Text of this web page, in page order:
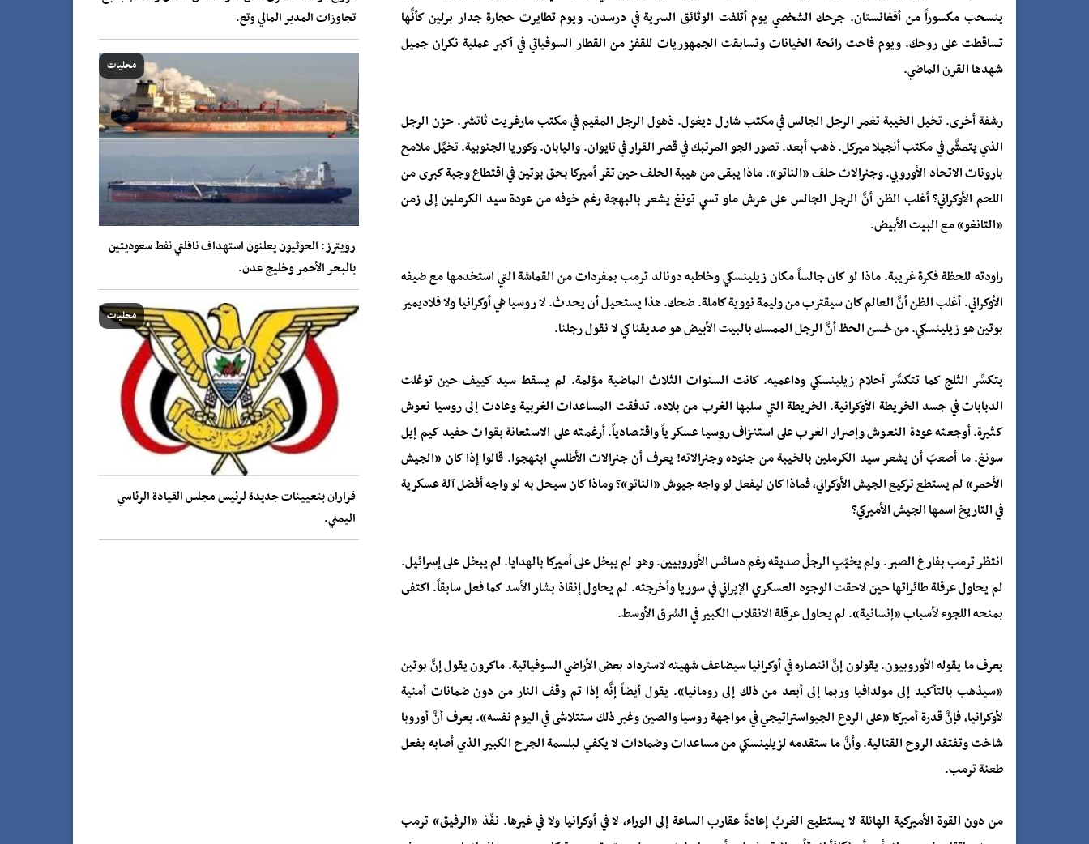
ينسحب مكسوراً من أفغانستان. جرحك الشخصي يوم أتلفت الوثائق السرية في درسدن. ويوم تطايرت حجارة جدار برلين كأنَّها
تساقطت على روحك. ويوم فاحت رائحة الخيانات وتسابقت الجمهوريات للقفز من القطار السوفياتي في أكبر عملية نكران جميل
شهدها القرن الماضي.
رشفة أخرى. تخيل الخيبة تغمر الرجل الجالس في مكتب شارل ديغول. ذهول الرجل المقيم في مكتب مارغريت ثاتشر. حزن الرجل
الذي يتمشَّى في مكتب أنجيلا ميركل. ذهب أبعد. تصور الجو المرتبك في قصر القرار في تايوان. واليابان. وكوريا الجنوبية. تخيَّل ملامح
بارونات الاتحاد الأوروبي. وجنرالات حلف «الناتو». ماذا يبقى من هيبة الحلف حين تقر أميركا بحق بوتين في اقتطاع وجبة كبرى من
اللحم الأوكراني؟ أغلب الظن أنَّ الرجل الجالس على عرش ماو تسي تونغ يشعر بالبهجة رغم خوفه من عودة سيد الكرملين إلى زمن
«التانغو» مع البيت الأبيض.
راودته للحظة فكرة غريبة. ماذا لو كان جالساً مكان زيلينسكي وخاطبه دونالد ترمب بمفردات من القماشة التي استخدمها مع ضيفه
الأوكراني. أغلب الظن أنَّ العالم كان سيقترب من وليمة نووية كاملة. ضحك. هذا يستحيل أن يحدث. لا روسيا هي أوكرانيا ولا فلاديمير
بوتين هو زيلينسكي. من حُسن الحظ أنَّ الرجل الممسك بالبيت الأبيض هو صديقنا كي لا نقول رجلنا.
يتكسَّر الثلج كما تتكسَّر أحلام زيلينسكي وداعميه. كانت السنوات الثلاث الماضية مؤلمة. لم يسقط سيد كييف حين توغلت
الدبابات في جسد الخريطة الأوكرانية. الخريطة التي سلبها الغرب من بلاده. تدفقت المساعدات الغربية وعادت إلى روسيا نعوش
كثيرة. أوجعته عودة النعوش وإصرار الغرب على استنزاف روسيا عسكرياً واقتصادياً. أرغمته على الاستعانة بقوات حفيد كيم إيل
سونغ. ما أصعبَ أن يشعر سيد الكرملين بالخيبة من جنوده وجنرالاته! يعرف أن جنرالات الأطلسي ابتهجوا. قالوا إذا كان «الجيش
الأحمر» لم يستطع تركيع الجيش الأوكراني، فماذا كان ليفعل لو واجه جيوش «الناتو»؟ وماذا كان سيحل به لو واجه أفضل آلة عسكرية
في التاريخ اسمها الجيش الأميركي؟
انتظر ترمب بفارغ الصبر. ولم يخيّبِ الرجلُ صديقه رغم دسائس الأوروبيين. وهو لم يبخل على أميركا بالهدايا. لم يبخل على إسرائيل.
لم يحاول عرقلة طائراتها حين لاحقت الوجود العسكري الإيراني في سوريا وأخرجته. لم يحاول إنقاذ بشار الأسد كما فعل سابقاً. اكتفى
بمنحه اللجوء لأسباب «إنسانية». لم يحاول عرقلة الانقلاب الكبير في الشرق الأوسط.
يعرف ما يقوله الأوروبيون. يقولون إنَّ انتصاره في أوكرانيا سيضاعف شهيته لاسترداد بعض الأراضي السوفياتية. ماكرون يقول إنَّ بوتين
«سيذهب بالتأكيد إلى مولدافيا وربما إلى أبعد من ذلك إلى رومانيا». يقول أيضاً إنَّه إذا تم وقف النار من دون ضمانات أمنية
لأوكرانيا، فإنَّ قدرة أميركا «على الردع الجيواستراتيجي في مواجهة روسيا والصين وغير ذلك ستتلاشى في اليوم نفسه». يعرف أنَّ أوروبا
شاخت وتفتقد الروح القتالية. وأنَّ ما ستقدمه لزيلينسكي من مساعدات وضمادات لا يكفي لبلسمة الجرح الكبير الذي أصابه بفعل
طعنة ترمب.
من دون القوة الأميركية الهائلة لا يستطيع الغربُ إعادةَ عقارب الساعة إلى الوراء، لا في أوكرانيا ولا في غيرها. نفّذ «الرفيق» ترمب
تجاوزات المدير المالي وتع.
محليات
رويترز: الحوثيون يعلنون استهداف ناقلتي نفط سعوديتين
بالبحر الأحمر وخليج عدن.
محليات
قراران بتعيينات جديدة لرئيس مجلس القيادة الرئاسي
اليمني.